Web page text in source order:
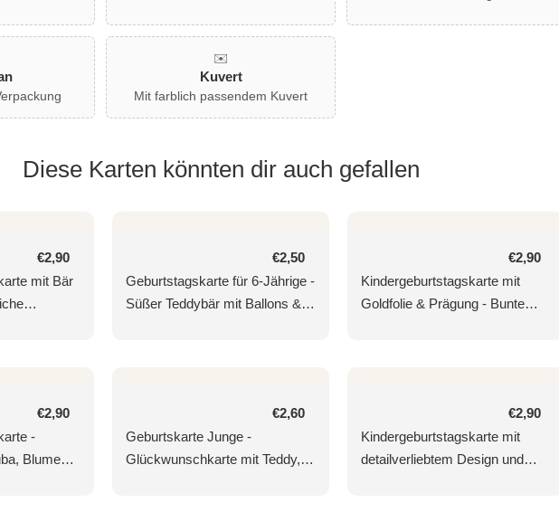
✉️
Kuvert
Mit farblich passendem Kuvert
Diese Karten könnten dir auch gefallen
Normaler
Preis
€2,90
mit Bär
Normaler
Preis
€2,50
Geburtstagskarte für 6-Jährige -
Süßer Teddybär mit Ballons &
Normaler
Preis
€2,90
Kindergeburtstagskarte mit
Goldfolie & Prägung - Bunte
Normaler
€2,90
-
Blumen
Normaler
€2,60
Geburtskarte Junge -
Glückwunschkarte mit Teddy,
Normaler
Preis
€2,90
Kindergeburtstagskarte mit
detailverliebtem Design und